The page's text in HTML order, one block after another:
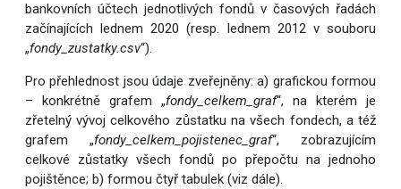
bankovních účtech jednotlivých fondů v časových řadách
začínajících lednem 2020 (resp. lednem 2012 v souboru
„fondy_zustatky.csv“).
Pro přehlednost jsou údaje zveřejněny: a) grafickou formou
– konkrétně grafem „fondy_celkem_graf“, na kterém je
zřetelný vývoj celkového zůstatku na všech fondech, a též
grafem „fondy_celkem_pojistenec_graf“, zobrazujícím
celkové zůstatky všech fondů po přepočtu na jednoho
pojištěnce; b) formou čtyř tabulek (viz dále).